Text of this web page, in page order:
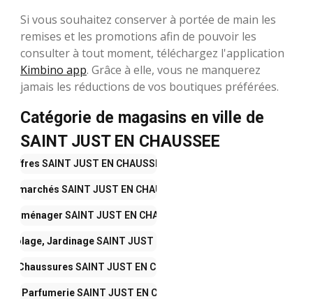
Si vous souhaitez conserver à portée de main les
remises et les promotions afin de pouvoir les
consulter à tout moment, téléchargez l'application
Kimbino app. Grâce à elle, vous ne manquerez
jamais les réductions de vos boutiques préférées.
Catégorie de magasins en ville de
SAINT JUST EN CHAUSSEE
Offres SAINT JUST EN CHAUSSEE
SAINT JUST EN CHAUSSEE
SAINT JUST EN CHAUSSEE
JardinageSAINT JUST EN CHAUSSEE
et Chaussures SAINT JUST EN CHAUSSEE
et ParfumerieSAINT JUST EN CHAUSSEE